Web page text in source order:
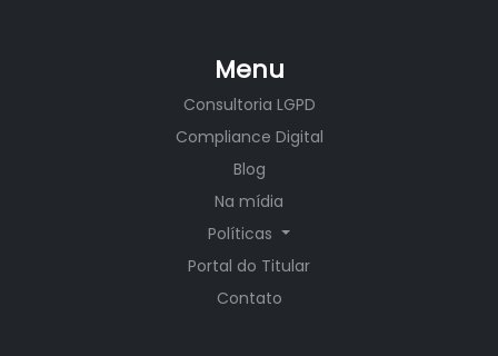
Menu
Consultoria LGPD
Compliance Digital
Blog
Na mídia
Políticas
Portal do Titular
Contato